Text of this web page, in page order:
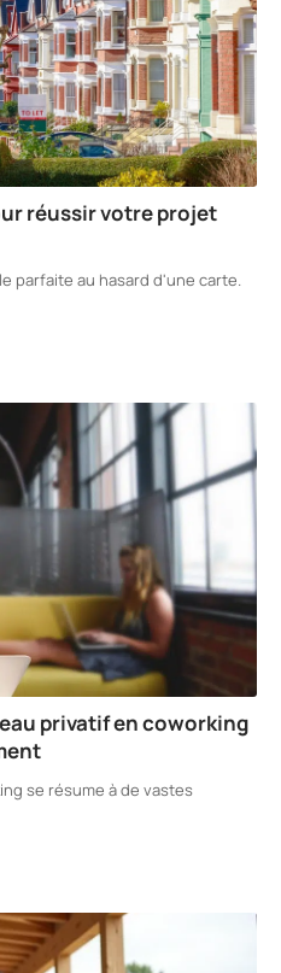
réussir votre projet
parfaite au hasard d'une carte.
privatif en coworking
se résume à de vastes